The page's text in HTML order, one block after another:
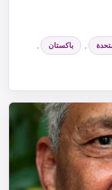
, باكستان ,